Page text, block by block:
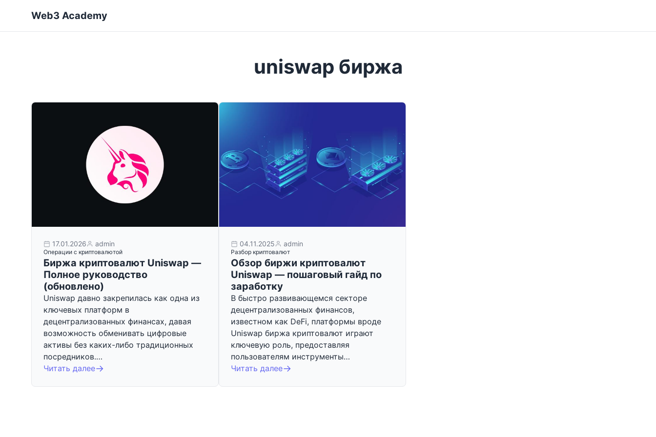
Web3 Academy
uniswap биржа
17.01.2026 admin
Операции с криптовалютой
Биржа криптовалют Uniswap —
Полное руководство
(обновлено)
Uniswap давно закрепилась как одна из
ключевых платформ в
децентрализованных финансах, давая
возможность обменивать цифровые
активы без каких-либо традиционных
посредников.…
Читать далее
04.11.2025 admin
Разбор криптовалют
Обзор биржи криптовалют
Uniswap — пошаговый гайд по
заработку
В быстро развивающемся секторе
децентрализованных финансов,
известном как DeFi, платформы вроде
Uniswap биржа криптовалют играют
ключевую роль, предоставляя
пользователям инструменты…
Читать далее